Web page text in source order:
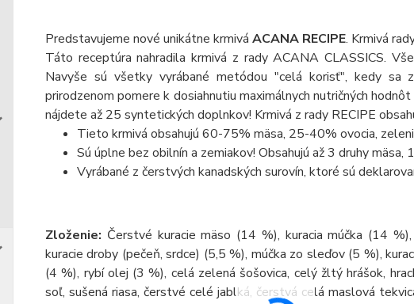
Predstavujeme nové unikátne krmivá ACANA RECIPE. Krmivá
Táto receptúra nahradila krmivá z rady ACANA CLASSICS.
Navyše sú všetky vyrábané metódou "celá korisť", kedy sa
prirodzenom pomere k dosiahnutiu maximálnych nutričných
nájdete až 25 syntetických doplnkov! Krmivá z rady RECIPE
Tieto krmivá obsahujú 60-75% mäsa, 25-40% ovocia,
Sú úplne bez obilnín a zemiakov! Obsahujú až 3 druhy mäsa,
Vyrábané z čerstvých kanadských surovín, ktoré sú
Zloženie: Čerstvé kuracie mäso (14 %), kuracia múčka (14
kuracie droby (pečeň, srdce) (5,5 %), múčka zo sleďov (5 %),
(4 %), rybí olej (3 %), celá zelená šošovica, celý žltý hrášok,
soľ, sušená riasa, čerstvé celé jablká, čerstvá celá maslová